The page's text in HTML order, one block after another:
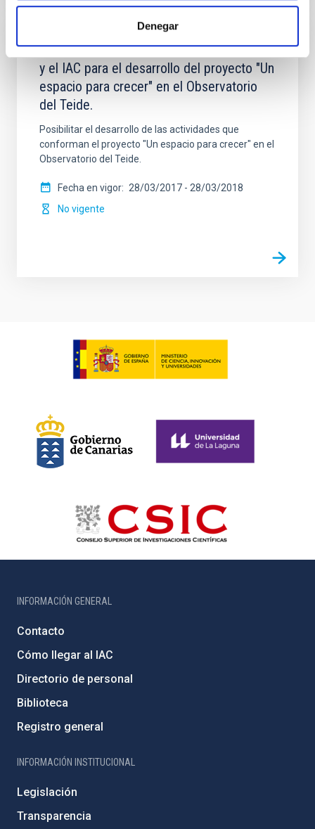
Denegar
Acuerdo de Colaboración entre Leading-On
y el IAC para el desarrollo del proyecto "Un
espacio para crecer" en el Observatorio
del Teide.
Posibilitar el desarrollo de las actividades que
conforman el proyecto "Un espacio para crecer" en el
Observatorio del Teide.
Fecha en vigor 28/03/2017 - 28/03/2018
No vigente
INFORMACIÓN GENERAL
Contacto
Cómo llegar al IAC
Directorio de personal
Biblioteca
Registro general
INFORMACIÓN INSTITUCIONAL
Legislación
Transparencia